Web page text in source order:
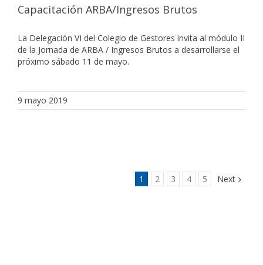
Capacitación ARBA/Ingresos Brutos
La Delegación VI del Colegio de Gestores invita al módulo II
de la Jornada de ARBA / Ingresos Brutos a desarrollarse el
próximo sábado 11 de mayo.
9 mayo 2019
1 2 3 4 5 Next